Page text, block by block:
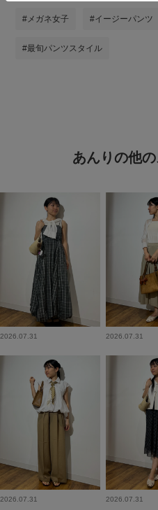
#メガネ女子 #イージーパンツ
#最旬パンツスタイル
あんりの他
2026.07.31 2026.07.31
2026.07.31 2026.07.31